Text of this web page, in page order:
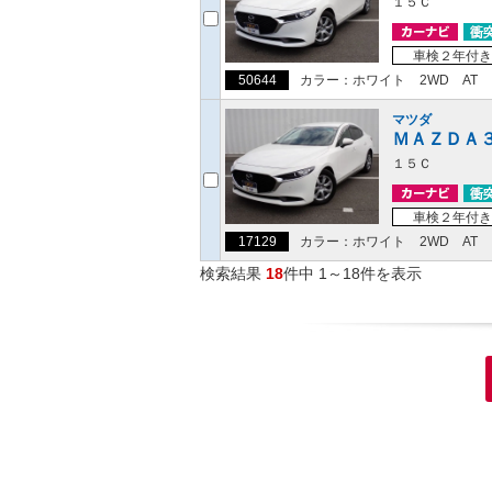
車検２年付き
50644
カラー：ホワイト 2WD AT
マツダ
ＭＡＺＤ
１５Ｃ
車検２年付き
17129
カラー：ホワイト 2WD AT
検索結果 18件中 1～18件を表示